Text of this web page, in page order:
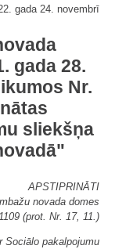
gada 24. novembrī
gada 28.
Nr.
sliekšņa
APSTIPRINĀTI
novada domes
(prot. Nr. 17, 11.)
Sociālo pakalpojumu